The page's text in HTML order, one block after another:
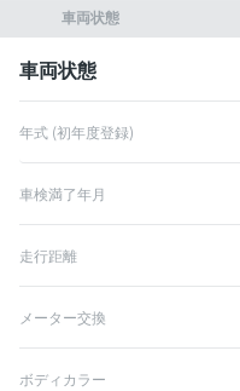
車両状態
車両状態
年式 (初年度登録)
車検満了年月
走行距離
メーター交換
ボディカラー